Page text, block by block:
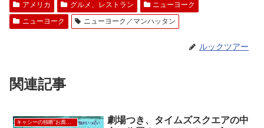
アメリカ グルメ、レストラン
ニューヨーク
ニューヨーク
ニューヨーク／マンハッタン
ルックツアー
関連記事
劇場つき、タイムズスクエアの中